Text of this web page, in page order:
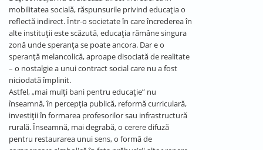
mobilitatea socială, răspunsurile privind educația o
reflectă indirect. Într-o societate în care încrederea în
alte instituții este scăzută, educația rămâne singura
zonă unde speranța se poate ancora. Dar e o
speranță melancolică, aproape disociată de realitate
– o nostalgie a unui contract social care nu a fost
niciodată împlinit.
Astfel, „mai mulți bani pentru educație” nu
înseamnă, în percepția publică, reformă curriculară,
investiții în formarea profesorilor sau infrastructură
rurală. Înseamnă, mai degrabă, o cerere difuză
pentru restaurarea unui sens, o formă de